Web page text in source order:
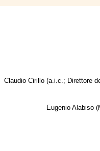
Claudio Cirillo(a.i.c.; Direttore
Eugenio Alabiso